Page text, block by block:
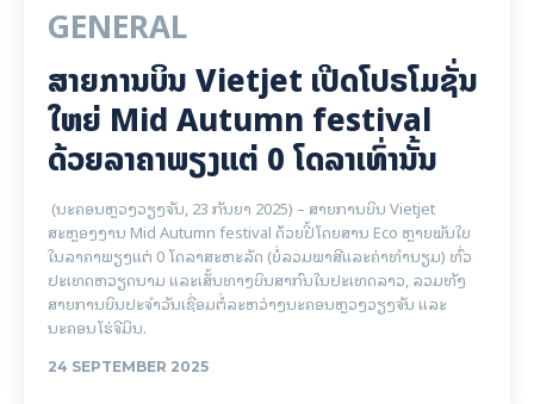
GENERAL
ສາຍການບິນ Vietjet ເປີດໂປຣໂມຊັ່ນ
ໃຫຍ່ Mid Autumn festival
ດ້ວຍລາຄາພຽງແຕ່ 0 ໂດລາເທົ່ານັ້ນ
(ນະຄອນຫຼວງວຽງຈັນ, 23 ກັນຍາ 2025) – ສາຍການບິນ Vietjet
ສະຫຼອງງານ Mid Autumn festival ດ້ວຍປີ້ໂດຍສານ Eco ຫຼາຍພັນໃບ
ໃນລາຄາພຽງແຕ່ 0 ໂດລາສະຫະລັດ (ບໍ່ລວມພາສີແລະຄ່າທໍານຽມ) ທົ່ວ
ປະເທດຫວຽດນາມ ແລະເສັ້ນທາງບິນສາກົນໃນປະເທດລາວ, ລວມທັງ
ສາຍການບິນປະຈໍາວັນເຊື່ອມຕໍ່ລະຫວ່າງນະຄອນຫຼວງວຽງຈັນ ແລະ
ນະຄອນໂຮ່ຈີມິນ.
24 SEPTEMBER 2025